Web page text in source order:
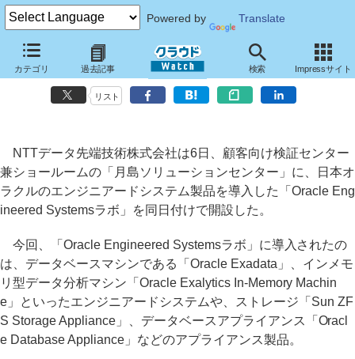
Powered by Translate
カテゴリ 過去記事 検索 Impressサイト
NTTデータ先端技術、オラクルのエンジニアードシステムを導入したラ
ボを開設～PoCなどを提供
リスト
NTTデータ先端技術株式会社は6日、顧客向け検証センター
兼ショールームの「月島ソリューションセンター」に、日本オ
ラクルのエンジニアードシステム製品を導入した「Oracle Eng
ineered Systemsラボ」を同日付けで開設した。
今回、「Oracle Engineered Systemsラボ」に導入されたの
は、データベースマシンである「Oracle Exadata」、インメモ
リ型データ分析マシン「Oracle Exalytics In‐Memory Machin
e」といったエンジニアードシステムや、ストレージ「Sun ZF
S Storage Appliance」、データベースアプライアンス「Oracl
e Database Appliance」などのアプライアンス製品。